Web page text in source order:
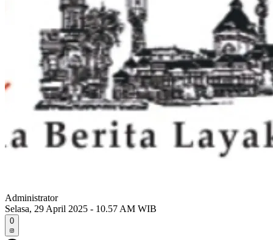
Administrator
Selasa, 29 April 2025 - 10.57 AM WIB
0